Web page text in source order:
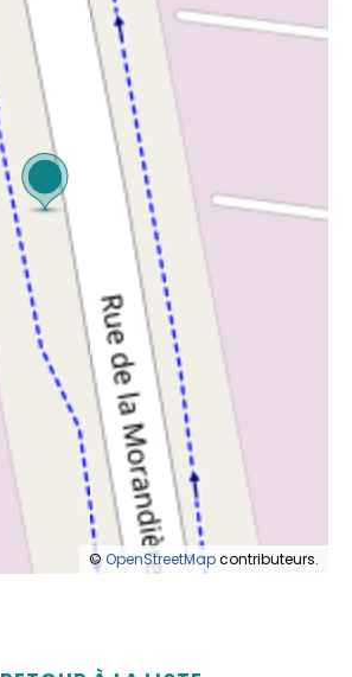
©OpenStreetMapcontributeurs.